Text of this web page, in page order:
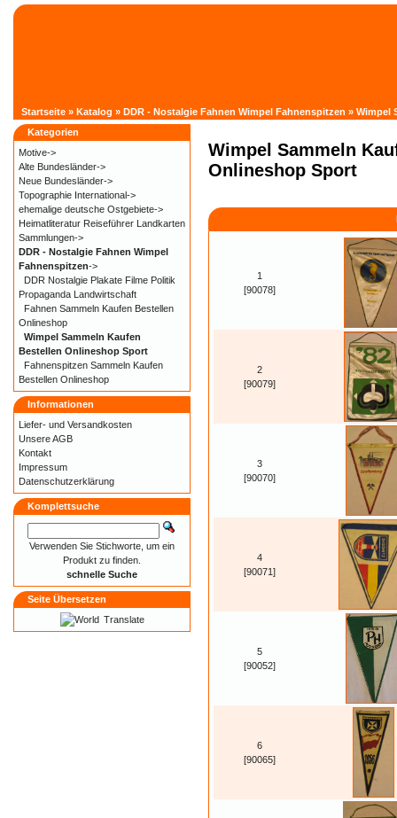
Startseite » Katalog » DDR - Nostalgie Fahnen Wimpel Fahnenspitzen » Wimpel
Wimpel Sammeln
Onlineshop Sport
1
[90078]
2
[90079]
3
[90070]
4
[90071]
5
[90052]
6
[90065]
Kategorien
Motive->
Alte Bundesländer->
Neue Bundesländer->
Topographie International->
ehemalige deutsche Ostgebiete->
Heimatliteratur Reiseführer Landkarten
Sammlungen->
DDR - Nostalgie Fahnen Wimpel
Fahnenspitzen->
DDR Nostalgie Plakate Filme Politik
Propaganda Landwirtschaft
Fahnen Sammeln Kaufen Bestellen
Onlineshop
Wimpel Sammeln Kaufen
Bestellen Onlineshop Sport
Fahnenspitzen Sammeln Kaufen
Bestellen Onlineshop
Informationen
Liefer- und Versandkosten
Unsere AGB
Kontakt
Impressum
Datenschutzerklärung
Komplettsuche
Verwenden Sie Stichworte, um ein
Produkt zu finden.
schnelle Suche
Seite Übersetzen
Translate